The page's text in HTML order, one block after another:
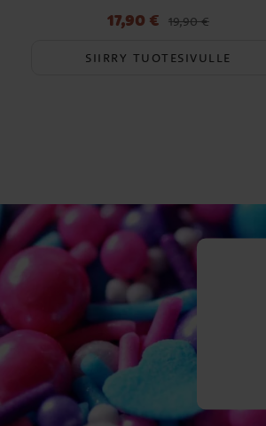
Nykyinen hinta:17,90 €Edellinen hinta
19,90 €
17,90 € 19,90 €
SIIRRY TUOTESIVULLE